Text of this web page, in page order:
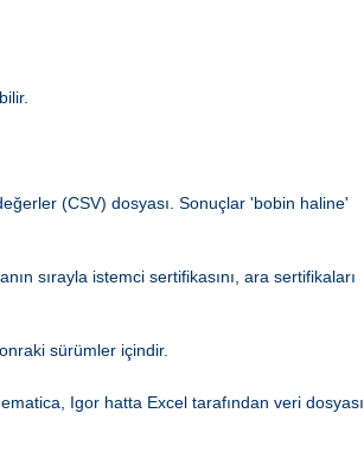
(CSV) dosyası. Sonuçlar 'bobin haline'
sırayla istemci sertifikasını, ara sertifikaları
sürümler içindir.
Igor hatta Excel tarafından veri dosyası